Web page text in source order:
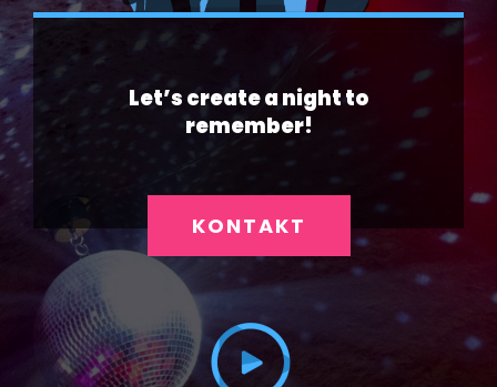
Let’s create a night to
remember!
KONTAKT